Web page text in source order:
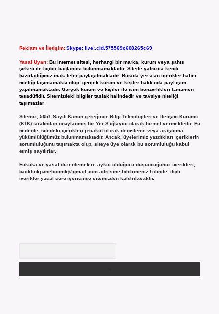
Reklam ve İletişim: Skype: live:.cid.575569c608265c69
Yasal Uyarı: Bu internet sitesi, herhangi bir marka, kurum veya şahıs
şirketi ile hiçbir bağlantısı bulunmamaktadır. Sitede yalnızca kendi
hazırladığımız makaleler paylaşılmaktadır. Burada yer alan içerikler haber
niteliği taşımamakta olup, gerçek kurum ve kişiler hakkında paylaşım
yapılmamaktadır. Gerçek kurum ve kişiler ile isim benzerlikleri tamamen
tesadüfidir. Sitemizdeki bilgiler taslak halindedir ve tavsiye niteliği
taşımazlar.
Sitemiz, 5651 Sayılı Kanun gereğince Bilgi Teknolojileri ve İletişim Kurumu
(BTK) tarafından onaylanmış bir Yer Sağlayıcı olarak hizmet vermektedir. Bu
nedenle, sitedeki içerikleri proaktif olarak denetleme veya araştırma
yükümlülüğümüz bulunmamaktadır. Ancak, üyelerimiz yazdıkları içeriklerin
sorumluluğunu taşımakta olup, siteye üye olarak bu sorumluluğu kabul
etmiş sayılırlar.
Hukuka ve yasal düzenlemelere aykırı olduğunu düşündüğünüz içerikleri,
backlinkpanelicomtr@gmail.comadresine bildirmeniz halinde, ilgili
içerikler yasal süre içerisinde sitemizden kaldırılacaktır.